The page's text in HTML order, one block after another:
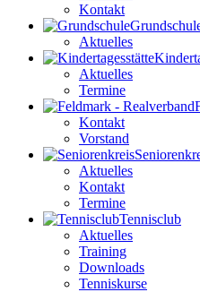
Kontakt
Aktuelles
Aktuelles
Termine
Kontakt
Vorstand
Aktuelles
Kontakt
Termine
Tennisclub
Aktuelles
Training
Downloads
Tenniskurse